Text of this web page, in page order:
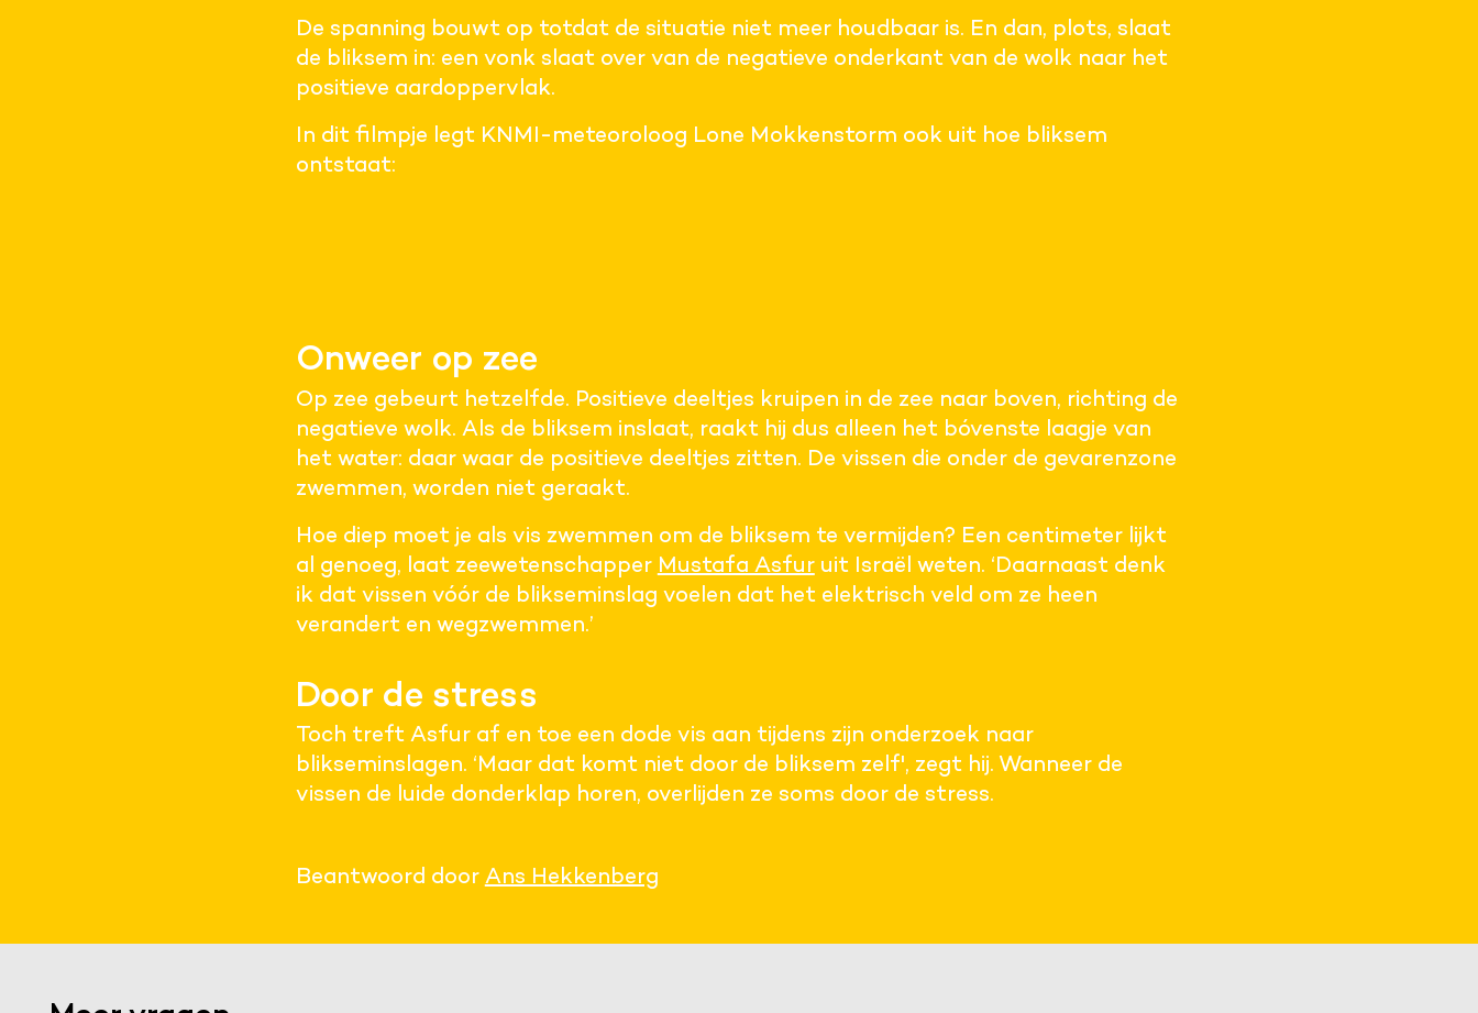
De spanning bouwt op totdat de situatie niet meer houdbaar is. En dan, plots, slaat
de bliksem in: een vonk slaat over van de negatieve onderkant van de wolk naar het
positieve aardoppervlak.
In dit filmpje legt KNMI-meteoroloog Lone Mokkenstorm ook uit hoe bliksem
ontstaat:
Onweer op zee
Op zee gebeurt hetzelfde. Positieve deeltjes kruipen in de zee naar boven, richting de
negatieve wolk. Als de bliksem inslaat, raakt hij dus alleen het bóvenste laagje van
het water: daar waar de positieve deeltjes zitten. De vissen die onder de gevarenzone
zwemmen, worden niet geraakt.
Hoe diep moet je als vis zwemmen om de bliksem te vermijden? Een centimeter lijkt
al genoeg, laat zeewetenschapper Mustafa Asfuruit Israël weten. ‘Daarnaast denk
ik dat vissen vóór de blikseminslag voelen dat het elektrisch veld om ze heen
verandert en wegzwemmen.’
Door de stress
Toch treft Asfur af en toe een dode vis aan tijdens zijn onderzoek naar
blikseminslagen. ‘Maar dat komt niet door de bliksem zelf', zegt hij. Wanneer de
vissen de luide donderklap horen, overlijden ze soms door de stress.
Beantwoord door Ans Hekkenberg
Functionele cookies